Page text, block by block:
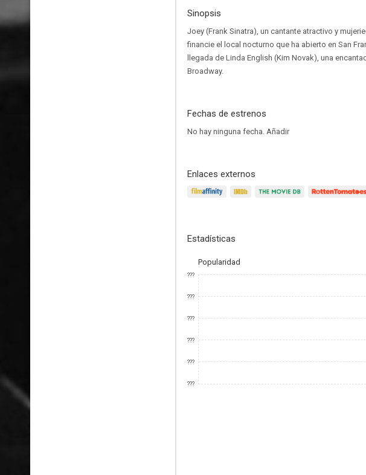
Sinopsis
Joey (Frank Sinatra), un cantante atractivo y
financie el local nocturno que ha abierto en San
llegada de Linda English (Kim Novak), una
Broadway.
Fechas de estrenos
No hay ninguna fecha. Añadir
Enlaces externos
Estadísticas
Popularidad
???
???
???
???
???
???